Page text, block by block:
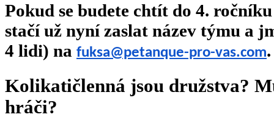
Pokud se budete chtít do 4.
stačí už nyní zaslat název týmu a
4 lidi) na fuksa@petanque-pro-vas.com.
Kolikatičlenná jsou družstva?
hráči?